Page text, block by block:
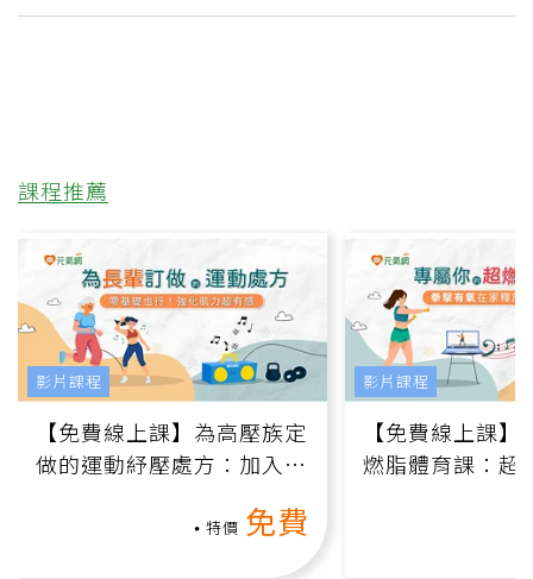
課程推薦
【免費線上課】為高壓族定
做的運動紓壓處方：加入行
特價 免費
影片課程
【免費線上課
燃脂體育課：超
影片課程